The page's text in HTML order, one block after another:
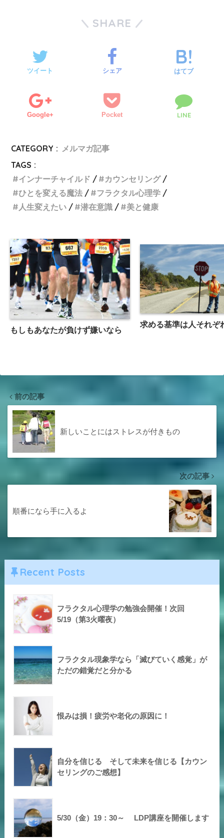
SHARE
ツイート シェア はてブ
Google+ Pocket LINE
CATEGORY : メルマガ記事
TAGS :
インナーチャイルド
カウンセリング
ひとを変える魔法
フラクタル心理学
人生変えたい
潜在意識 美と健康
もしもあなたが負けず嫌いなら
求める基準は人それぞ
前の記事
新しいことにはストレスが付きもの
次の記事
順番になら手に入るよ
Recent Posts
フラクタル心理学の勉強会開催！次回
5/19（第3火曜夜）
フラクタル現象学なら「滅びていく感覚」が
ただの錯覚だと分かる
恨みは損！疲労や老化の原因に！
自分を信じる そして未来を信じる【カウン
セリングのご感想】
5/30（金）19：30～ LDP講座を開催します